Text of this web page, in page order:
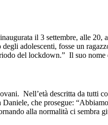
il 3 settembre, alle
adolescenti, fosse un
del lockdown.” Il suo nome
Nell’età descritta da tutti
che prosegue:
alla normalità ci sembra